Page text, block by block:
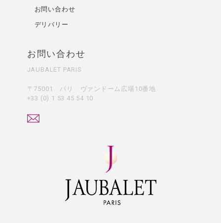
お問い合わせ
デリバリー
お問い合わせ
JAUBALET PARIS
〒75001 パリ ヴァンドーム広場10番地
+33 (0) 1 53 45 54 10